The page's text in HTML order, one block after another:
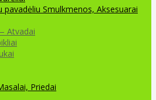
pavadėliu Smulkmenos, Aksesuarai
Atvadai
Priedai